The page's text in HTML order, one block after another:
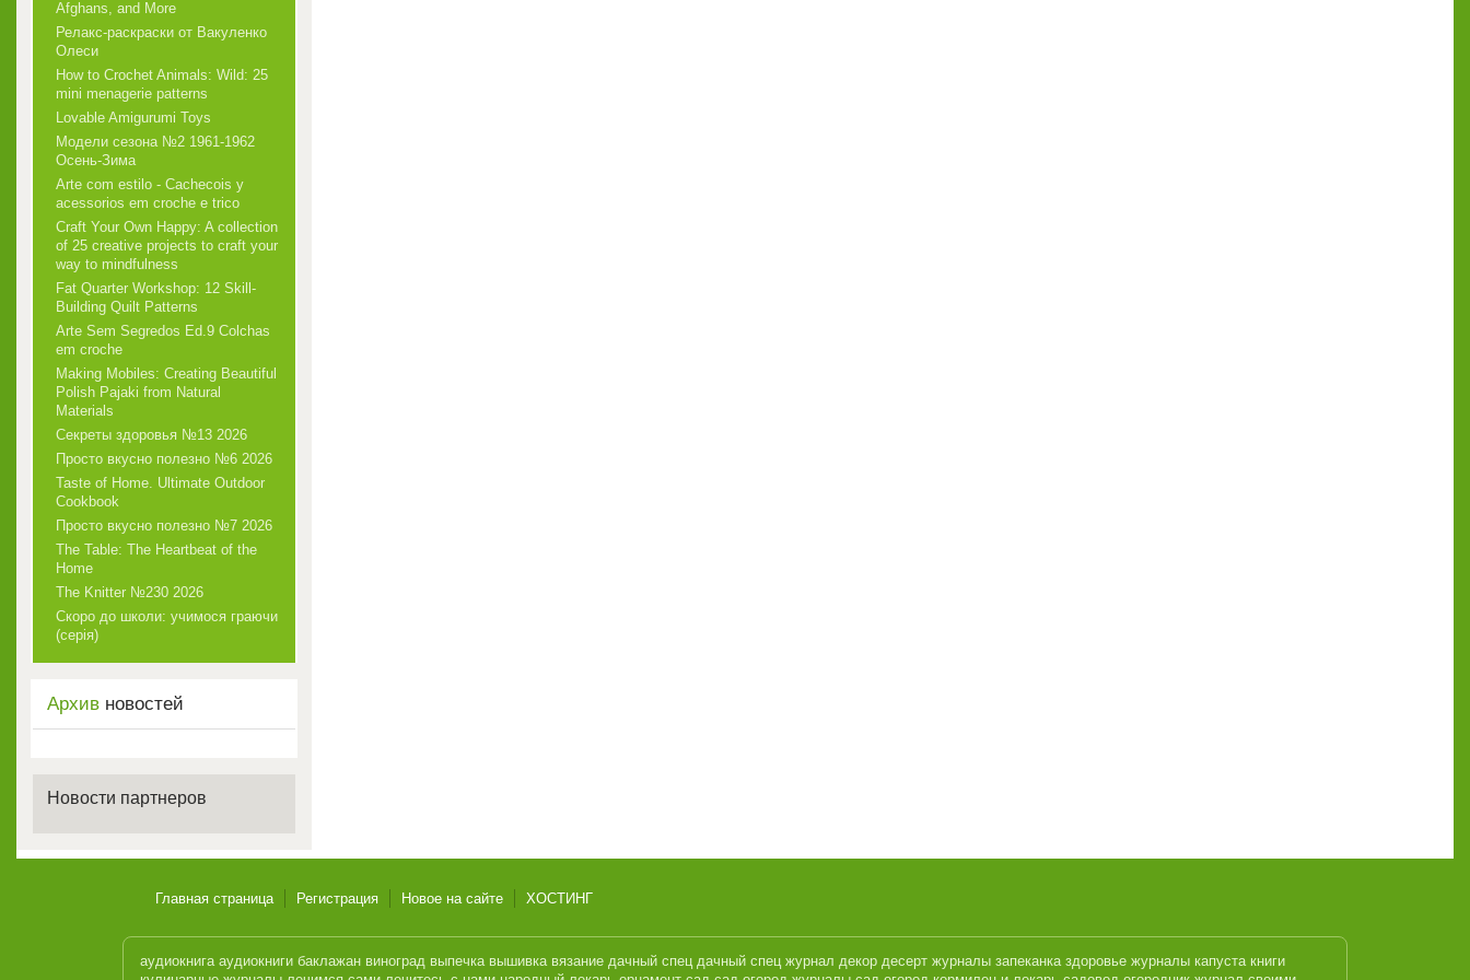
Afghans, and More
Релакс-раскраски от Вакуленко
Олеси
How to Crochet Animals: Wild: 25
mini menagerie patterns
Lovable Amigurumi Toys
Модели сезона №2 1961-1962
Осень-Зима
Arte com estilo - Cachecois у
acessorios em croche e trico
Craft Your Own Happy: A collection
of 25 creative projects to craft your
way to mindfulness
Fat Quarter Workshop: 12 Skill-
Building Quilt Patterns
Arte Sem Segredos Ed.9 Colchas
em croche
Making Mobiles: Creating Beautiful
Polish Pajaki from Natural
Materials
Секреты здоровья №13 2026
Просто вкусно полезно №6 2026
Taste of Home. Ultimate Outdoor
Cookbook
Просто вкусно полезно №7 2026
The Table: The Heartbeat of the
Home
The Knitter №230 2026
Скоро до школи: учимося граючи
(серія)
Архив новостей
Новости партнеров
Главная страница Регистрация Новое на сайте ХОСТИНГ
аудиокнига аудиокниги баклажан виноград выпечка вышивка вязание дачный спец дачный спец журнал декор десерт журналы запеканка здоровье журналы капуста книги